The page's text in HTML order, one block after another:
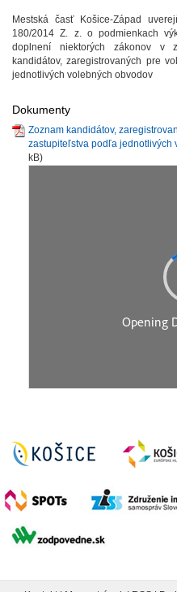
Mestská časť Košice-Západ
180/2014 Z. z. o podmienkach
doplnení niektorých zákonov v
kandidátov, zaregistrovaných pre
jednotlivých volebných obvodov
Dokumenty
Zoznam kandidátov,
zastupiteľstva podľa jednotlivých
kB)